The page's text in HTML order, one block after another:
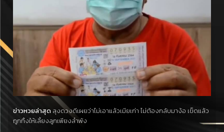
ข่าวหวยล่าสุด ลุงดวงดีเผยว่าไม่เอาแล้วเมียเก่า ไม่ต้องกลับมาง้อ เข็ดแล้ว
ถูกทิ้งให้เลี้ยงลูกเพียงลำพัง